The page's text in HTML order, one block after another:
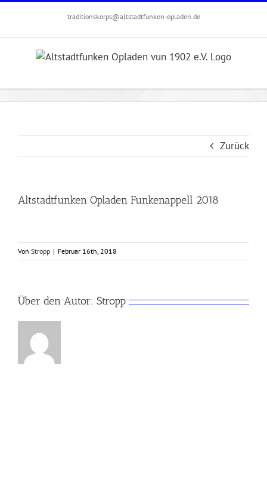
springen
traditionskorps@altstadtfunken-opladen.de
Zurück
Altstadtfunken Opladen Funkenappell 2018
Von Stropp | Februar 16th, 2018
Über den Autor: Stropp